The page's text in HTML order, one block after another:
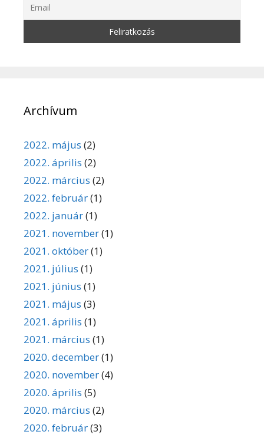
Archívum
2022. május (2)
2022. április (2)
2022. március (2)
2022. február(1)
2022. január(1)
2021. november(1)
2021. október(1)
2021. július (1)
2021. június (1)
2021. május (3)
2021. április (1)
2021. március (1)
2020. december(1)
2020. november(4)
2020. április (5)
2020. március (2)
2020. február(3)